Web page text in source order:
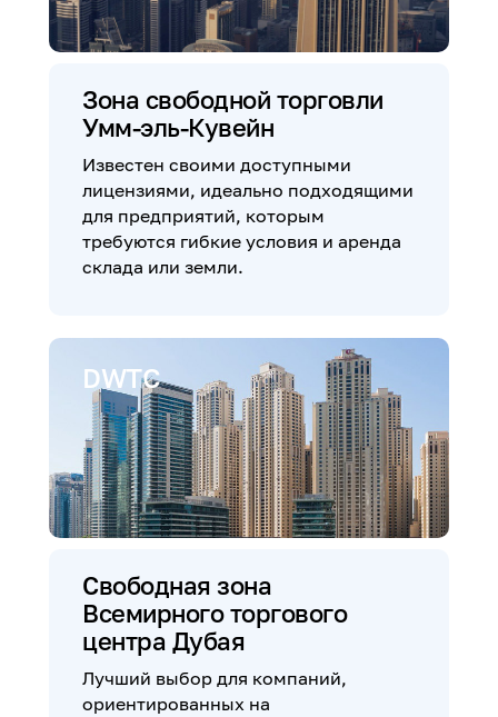
Свободная зона
Всемирного торгового
центра Дубая
Лучший выбор для компаний,
ориентированных на
DWTC
Зона свободной торговли
Умм-эль-Кувейн
Известен своими доступными
лицензиями, идеально подходящими
для предприятий, которым
требуются гибкие условия и аренда
склада или земли.